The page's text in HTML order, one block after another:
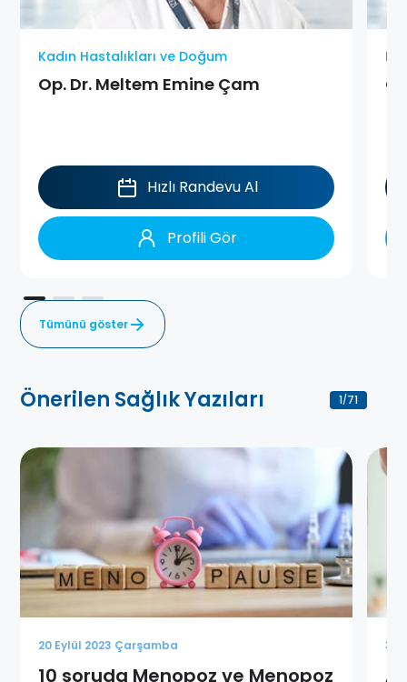
Kadın Hastalıkları ve Doğum
Op. Dr. Meltem Emine Çam
Hızlı Randevu Al
Profili Gör
Tümünü göster
Önerilen Sağlık Yazıları 1/71
20 Eylül 2023 Çarşamba
10 soruda Menopoz ve Menopoz
3